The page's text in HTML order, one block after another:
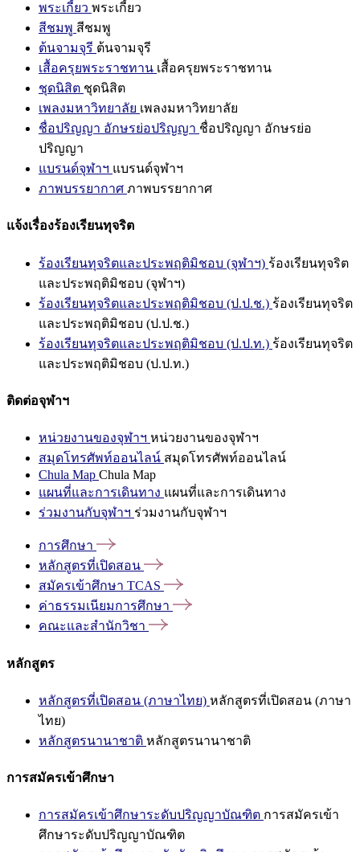
พระเกี้ยว พระเกี้ยว
สีชมพู สีชมพู
ต้นจามจุรี ต้นจามจุรี
เสื้อครุยพระราชทาน เสื้อครุยพระราชทาน
ชุดนิสิต ชุดนิสิต
เพลงมหาวิทยาลัย เพลงมหาวิทยาลัย
ชื่อปริญญา อักษรย่อปริญญา ชื่อปริญญา อักษรย่อ
ปริญญา
แบรนด์จุฬาฯ แบรนด์จุฬาฯ
ภาพบรรยากาศ ภาพบรรยากาศ
แจ้งเรื่องร้องเรียนทุจริต
ร้องเรียนทุจริตและประพฤติมิชอบ (จุฬาฯ) ร้องเรียนทุจริต
และประพฤติมิชอบ (จุฬาฯ)
ร้องเรียนทุจริตและประพฤติมิชอบ (ป.ป.ช.) ร้องเรียนทุจริต
และประพฤติมิชอบ (ป.ป.ช.)
ร้องเรียนทุจริตและประพฤติมิชอบ (ป.ป.ท.) ร้องเรียนทุจริต
และประพฤติมิชอบ (ป.ป.ท.)
ติดต่อจุฬาฯ
หน่วยงานของจุฬาฯ หน่วยงานของจุฬาฯ
สมุดโทรศัพท์ออนไลน์ สมุดโทรศัพท์ออนไลน์
Chula Map Chula Map
แผนที่และการเดินทาง แผนที่และการเดินทาง
ร่วมงานกับจุฬาฯ ร่วมงานกับจุฬาฯ
การศึกษา
หลักสูตรที่เปิดสอน
สมัครเข้าศึกษา TCAS
ค่าธรรมเนียมการศึกษา
คณะและสำนักวิชา
หลักสูตร
หลักสูตรที่เปิดสอน (ภาษาไทย) หลักสูตรที่เปิดสอน (ภาษา
ไทย)
หลักสูตรนานาชาติ หลักสูตรนานาชาติ
การสมัครเข้าศึกษา
การสมัครเข้าศึกษาระดับปริญญาบัณฑิต การสมัครเข้า
ศึกษาระดับปริญญาบัณฑิต